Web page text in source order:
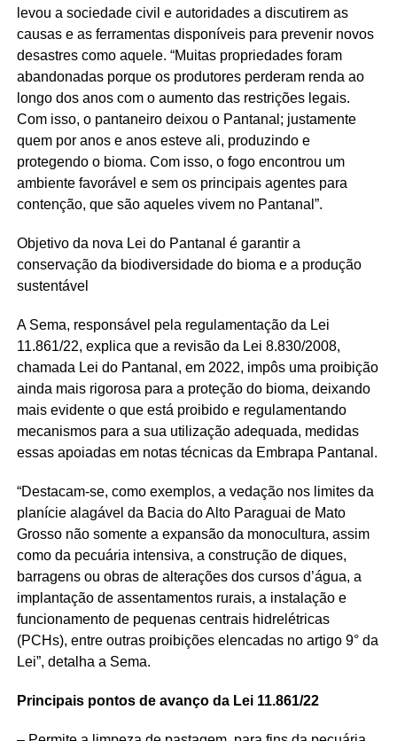
levou a sociedade civil e autoridades a discutirem as
causas e as ferramentas disponíveis para prevenir novos
desastres como aquele. “Muitas propriedades foram
abandonadas porque os produtores perderam renda ao
longo dos anos com o aumento das restrições legais.
Com isso, o pantaneiro deixou o Pantanal; justamente
quem por anos e anos esteve ali, produzindo e
protegendo o bioma. Com isso, o fogo encontrou um
ambiente favorável e sem os principais agentes para
contenção, que são aqueles vivem no Pantanal”.
Objetivo da nova Lei do Pantanal é garantir a
conservação da biodiversidade do bioma e a produção
sustentável
A Sema, responsável pela regulamentação da Lei
11.861/22, explica que a revisão da Lei 8.830/2008,
chamada Lei do Pantanal, em 2022, impôs uma proibição
ainda mais rigorosa para a proteção do bioma, deixando
mais evidente o que está proibido e regulamentando
mecanismos para a sua utilização adequada, medidas
essas apoiadas em notas técnicas da Embrapa Pantanal.
“Destacam-se, como exemplos, a vedação nos limites da
planície alagável da Bacia do Alto Paraguai de Mato
Grosso não somente a expansão da monocultura, assim
como da pecuária intensiva, a construção de diques,
barragens ou obras de alterações dos cursos d’água, a
implantação de assentamentos rurais, a instalação e
funcionamento de pequenas centrais hidrelétricas
(PCHs), entre outras proibições elencadas no artigo 9° da
Lei”, detalha a Sema.
Principais pontos de avanço da Lei 11.861/22